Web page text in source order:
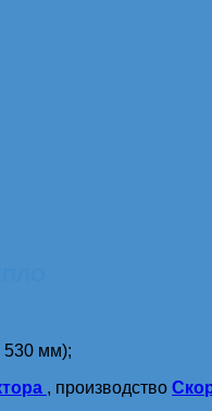
530 мм);
, производство